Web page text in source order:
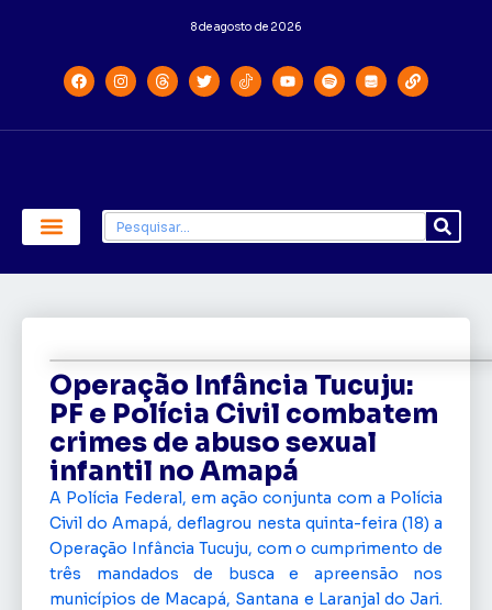
8 de agosto de 2026
Operação Infância Tucuju:
PF e Polícia Civil combatem
crimes de abuso sexual
infantil no Amapá
A Polícia Federal, em ação conjunta com a Polícia
Civil do Amapá, deflagrou nesta quinta-feira (18) a
Operação Infância Tucuju, com o cumprimento de
três mandados de busca e apreensão nos
municípios de Macapá, Santana e Laranjal do Jari.